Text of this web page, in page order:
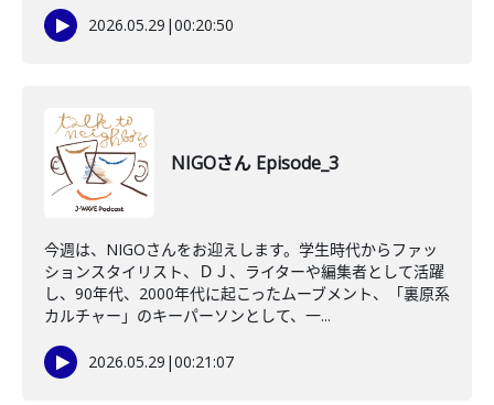
2026.05.29 |00:20:50
NIGOさん Episode_3
今週は、NIGOさんをお迎えします。学生時代からファッ
ションスタイリスト、ＤＪ、ライターや編集者として活躍
し、90年代、2000年代に起こったムーブメント、「裏原系
カルチャー」のキーパーソンとして、一...
2026.05.29 |00:21:07